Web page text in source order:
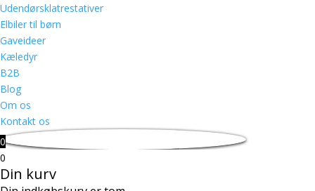
Udendørsklatrestativer
Elbiler til børn
Gaveideer
Kæledyr
B2B
Blog
Om os
Kontakt os
0
0
Din kurv